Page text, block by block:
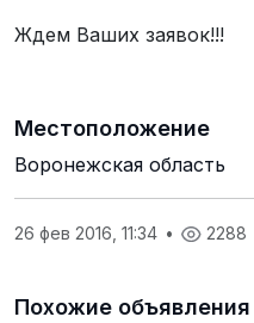
Ждем Ваших заявок!!!
Местоположение
Воронежская область
26 фев 2016, 11:34 • 2288
Похожие объявления